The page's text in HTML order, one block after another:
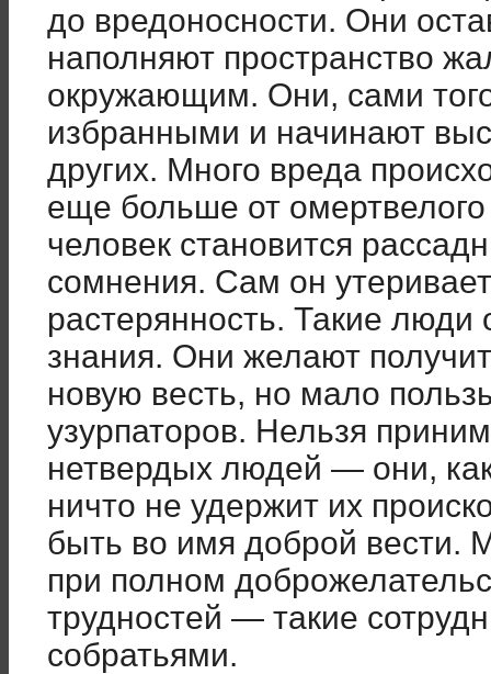
до вредоносности. Они
наполняют пространство
окружающим. Они, сами
избранными и начинают
других. Много вреда
еще больше от
человек становится
сомнения. Сам он
растерянность. Такие
знания. Они желают
новую весть, но мало
узурпаторов. Нельзя
нетвердых людей — они,
ничто не удержит их
быть во имя доброй вести.
при полном
трудностей — такие
собратьями.